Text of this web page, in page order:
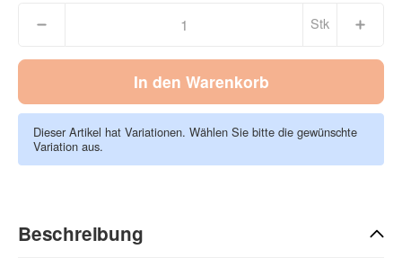
Stk
In den Warenkorb
Dieser Artikel hat Variationen. Wählen Sie bitte die gewünschte
Variation aus.
Beschreibung